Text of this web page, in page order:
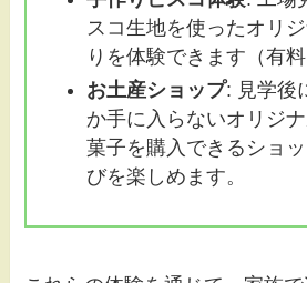
スコ生地を使ったオリ
りを体験できます（有料
お土産ショップ: 見学後
か手に入らないオリジ
菓子を購入できるショ
びを楽しめます。